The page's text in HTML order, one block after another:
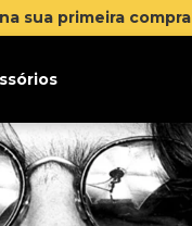
sua primeira compra